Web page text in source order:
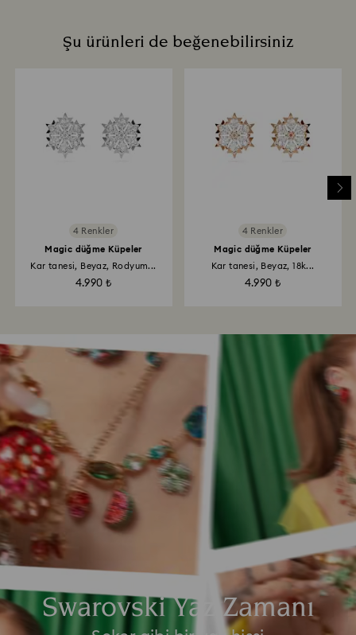
Şu ürünleri de beğenebilirsiniz
4 Renkler
Magic düğme Küpeler
Kar tanesi, Beyaz, Rodyum...
4.990 ₺
4 Renkler
Magic düğme Küpeler
Kar tanesi, Beyaz, 18k...
4.990 ₺
Swarovski Yaz Zamanı